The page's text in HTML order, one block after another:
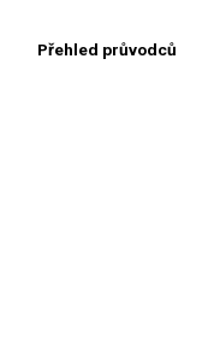
Přehled průvodců